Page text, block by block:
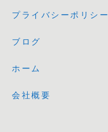
プライバシーポリシー
ブログ
ホーム
会社概要